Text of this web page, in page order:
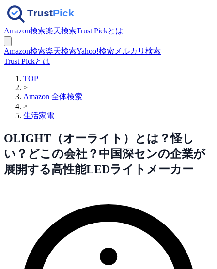
Amazon検索楽天検索Trust Pickとは
Amazon検索楽天検索Yahoo!検索 メルカリ検索
Trust Pickとは
TOP
>
Amazon 全体検索
>
生活家電
OLIGHT（オーライト）とは？怪し
い？どこの会社？中国深センの企業が
展開する高性能LEDライトメーカー